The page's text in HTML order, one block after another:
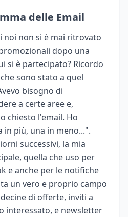
delle Email
noi non si è mai ritrovato
dopo una
si è partecipato? Ricordo
sono stato a quel
bisogno di
a certe aree e,
chiesto l'email. Ho
in più, una in meno...".
successivi, la mia
quella che uso per
e anche per le notifiche
un vero e proprio campo
di offerte, inviti a
interessato, e newsletter